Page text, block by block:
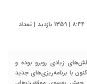
شناسه خبر : 10617 | تاریخ انتشار : ۲۴ شهریور ۱۴۰۳ - ۸:۴۴ | 1359 بازدید | تعداد
زیادی روبرو بوده و
با برنامه‌ریزی‌های جدید